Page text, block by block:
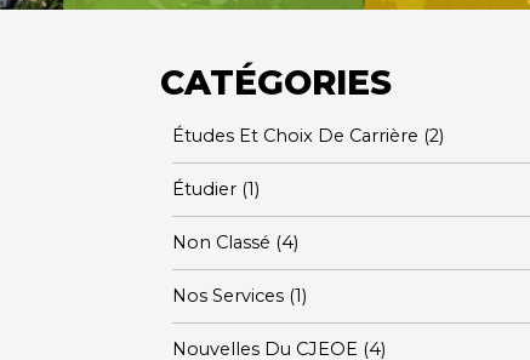
CATÉGORIES
Études Et Choix De Carrière (2)
Étudier (1)
Non Classé (4)
Nos Services (1)
Nouvelles Du CJEOE (4)